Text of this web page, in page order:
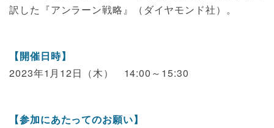
訳した『アンラーン戦略』（ダイヤモンド社）。
【開催日時】
2023年1月12日（木） 14:00～15:30
【参加にあたってのお願い】